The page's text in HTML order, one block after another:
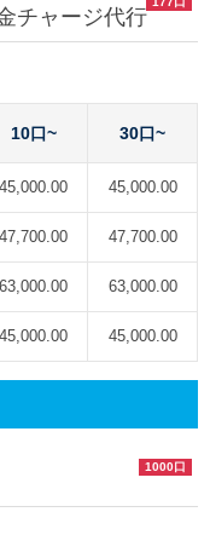
チャージ代行
10口~ 30口~
45,000.00 45,000.00
47,700.00 47,700.00
63,000.00 63,000.00
45,000.00 45,000.00
1000口